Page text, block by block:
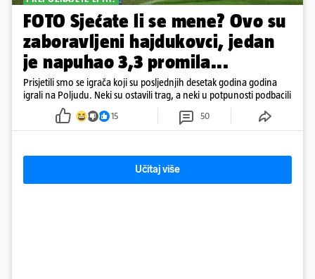
FOTO Sjećate li se mene? Ovo su
zaboravljeni hajdukovci, jedan
je napuhao 3,3 promila...
Prisjetili smo se igrača koji su posljednjih desetak godina godina
igrali na Poljudu. Neki su ostavili trag, a neki u potpunosti podbacili
15 50
Učitaj više